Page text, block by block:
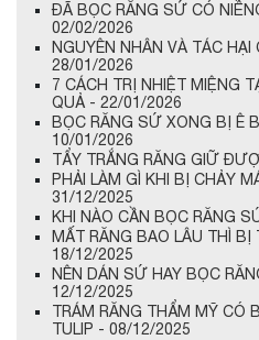
ĐÃ BỌC RĂNG SỨ CÓ
02/02/2026
NGUYÊN NHÂN VÀ TÁC
28/01/2026
7 CÁCH TRỊ NHIỆT MIỆNG
QUẢ - 22/01/2026
BỌC RĂNG SỨ XONG BỊ Ê
10/01/2026
TẨY TRẮNG RĂNG GIỮ
PHẢI LÀM GÌ KHI BỊ CHẢY
31/12/2025
KHI NÀO CẦN BỌC RĂNG
MẤT RĂNG BAO LÂU THÌ
18/12/2025
NÊN DÁN SỨ HAY BỌC
12/12/2025
TRÁM RĂNG THẨM MỸ CÓ
TULIP - 08/12/2025